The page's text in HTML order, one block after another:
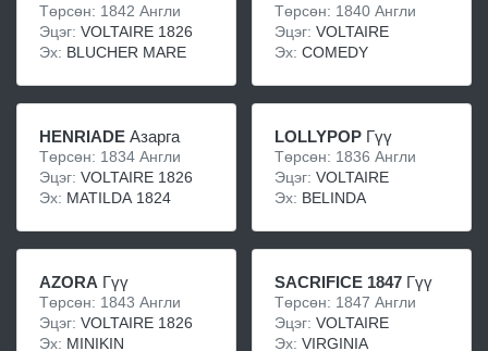
Төрсөн: 1842 Англи
Эцэг: VOLTAIRE 1826
Эх: BLUCHER MARE
HENRIADE Азарга
Төрсөн: 1834 Англи
Эцэг: VOLTAIRE 1826
Эх: MATILDA 1824
AZORA Гүү
Төрсөн: 1843 Англи
Эцэг: VOLTAIRE 1826
Эх: MINIKIN
Төрсөн: 1840 Англи
Эцэг: VOLTAIRE
Эх: COMEDY
LOLLYPOP Гүү
Төрсөн: 1836 Англи
Эцэг: VOLTAIRE
Эх: BELINDA
SACRIFICE 1847 Гүү
Төрсөн: 1847 Англи
Эцэг: VOLTAIRE
Эх: VIRGINIA